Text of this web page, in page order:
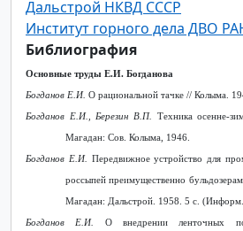
Дальстрой НКВД СССР
Институт горного дела ДВO
Библиография
Основные труды Е.И. Богданова
Богданов Е.И. О рациональной тачке // Колыма.
Богданов Е.И., Березин В.П. Техника осенне-
Магадан: Сов. Колыма, 1946.
Богданов Е.И. Передвижное устройство для
россыпей преимущественно
Магадан: Дальстрой. 1958. 5 с.
Богданов Е.И. О внедрении ленточных